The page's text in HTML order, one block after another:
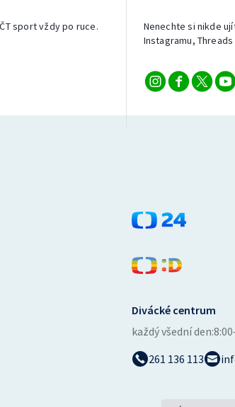
sport vždy po ruce.
Nenechte si nikde
Instagramu,
Divácké centrum
každý všední den:
261 136 113